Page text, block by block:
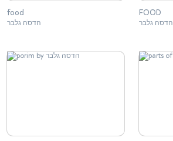
food
הדסה גלבר
FOOD
הדסה גלבר